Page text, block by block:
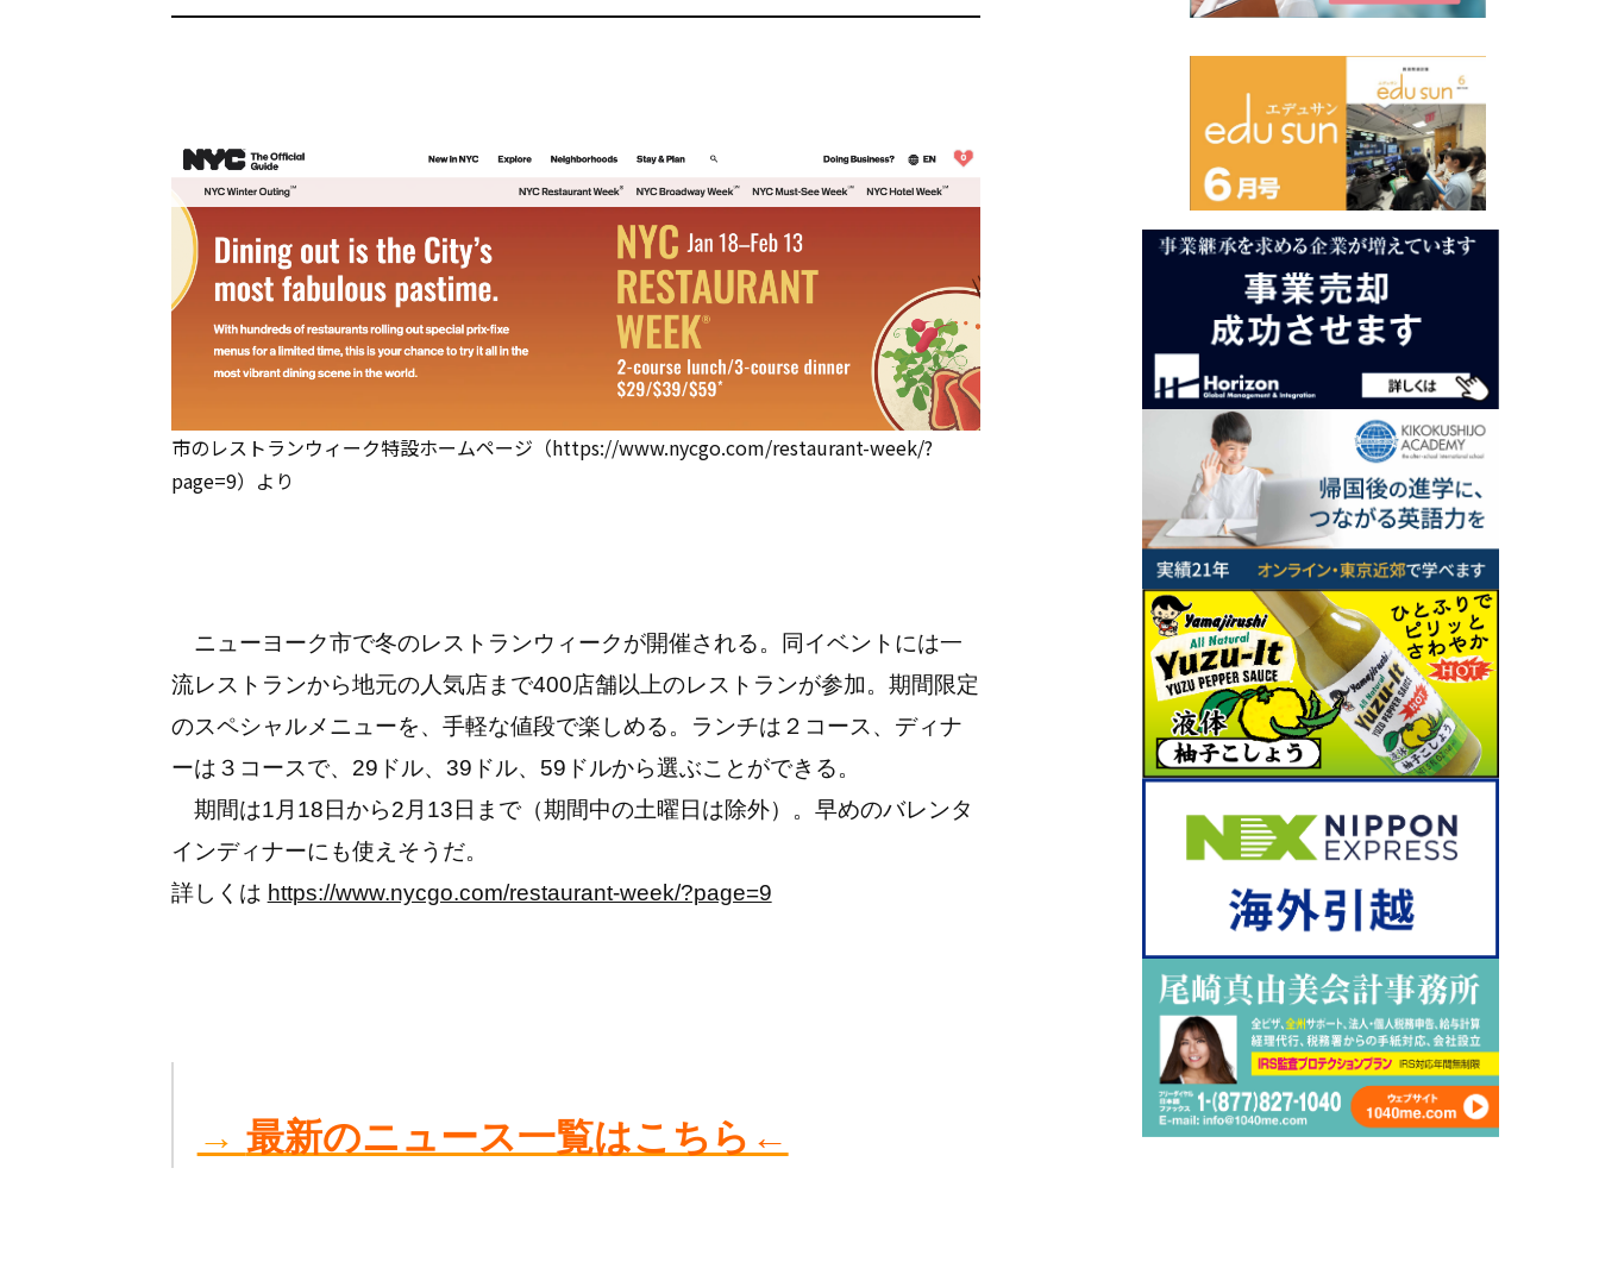
市のレストランウィーク特設ホームページ（https://www.nycgo.com/restaurant-week/?
page=9）より
ニューヨーク市で冬のレストランウィークが開催される。同イベントには一
流レストランから地元の人気店まで400店舗以上のレストランが参加。期間限定
のスペシャルメニューを、手軽な値段で楽しめる。ランチは２コース、ディナ
ーは３コースで、29ドル、39ドル、59ドルから選ぶことができる。
期間は1月18日から2月13日まで（期間中の土曜日は除外）。早めのバレンタ
インディナーにも使えそうだ。
詳しくは https://www.nycgo.com/restaurant-week/?page=9
→ 最新のニュース一覧はこちら←